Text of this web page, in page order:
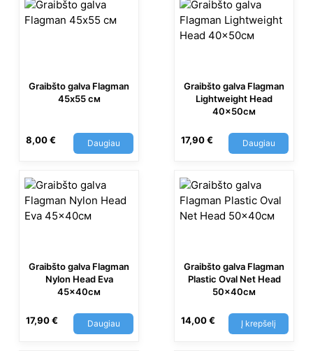
Graibšto galva Flagman
45х55 см
8,00€ Daugiau
Graibšto galva Flagman
Lightweight Head
40×50см
17,90€ Daugiau
Graibšto galva Flagman
Nylon Head Eva
45×40см
17,90€ Daugiau
Graibšto galva Flagman
Plastic Oval Net Head
50×40см
14,00€ Į krepšelį